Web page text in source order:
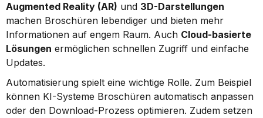
Augmented Reality (AR) und 3D-Darstellungen
machen Broschüren lebendiger und bieten mehr
Informationen auf engem Raum. Auch Cloud-basierte
Lösungen ermöglichen schnellen Zugriff und einfache
Updates.
Automatisierung spielt eine wichtige Rolle. Zum Beispiel
können KI-Systeme Broschüren automatisch anpassen
oder den Download-Prozess optimieren. Zudem setzen